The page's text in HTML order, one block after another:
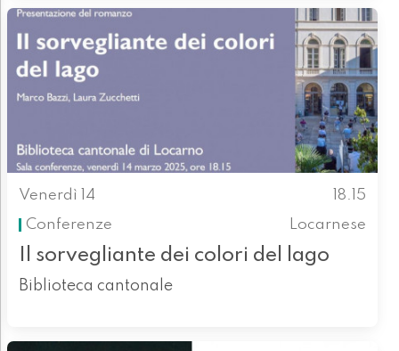
Venerdì 14
18.15
Conferenze
Locarnese
Il sorvegliante dei colori del lago
Biblioteca cantonale